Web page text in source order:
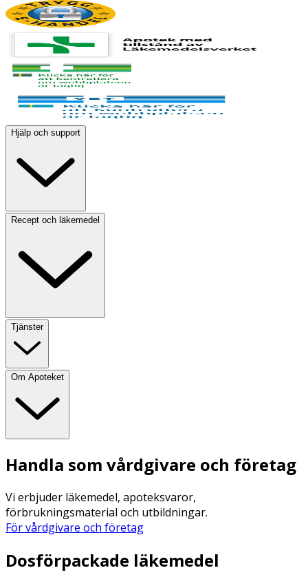
Hjälp och support
Recept och läkemedel
Tjänster
Om Apoteket
Handla som vårdgivare och företag
Vi erbjuder läkemedel, apoteksvaror,
förbrukningsmaterial och utbildningar.
För vårdgivare och företag
Dosförpackade läkemedel